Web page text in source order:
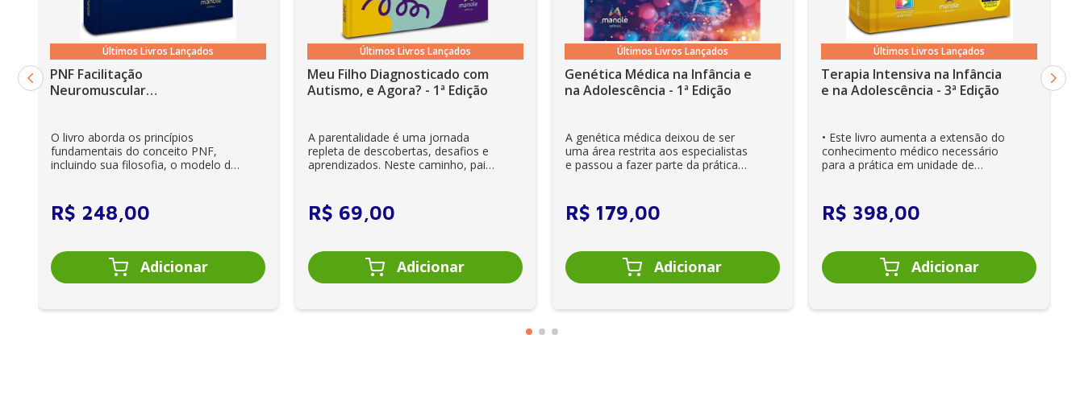
Últimos Livros Lançados
PNF Facilitação
Neuromuscular
O livro aborda os princípios
fundamentais do conceito PNF,
incluindo sua filosofia, o modelo da
R$ 248,00
Últimos Livros Lançados
Meu Filho Diagnosticado com
Autismo, e Agora? - 1ª Edição
A parentalidade é uma jornada
repleta de descobertas, desafios e
aprendizados. Neste caminho, pais
R$ 69,00
Últimos Livros Lançados
Genética Médica na Infância e
na Adolescência - 1ª Edição
A genética médica deixou de ser
uma área restrita aos especialistas
e passou a fazer parte da prática
R$ 179,00
Últimos Livros Lançados
Terapia Intensiva na Infância
e na Adolescência - 3ª Edição
• Este livro aumenta a extensão do
conhecimento médico necessário
para a prática em unidade de
R$ 398,00